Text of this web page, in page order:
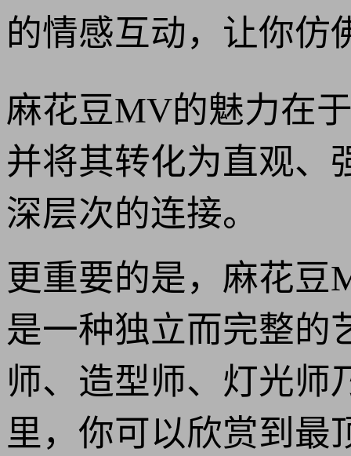
的情感互动，让你仿
麻花豆MV的魅力在
并将其转化为直观、
深层次的连接。
更重要的是，麻花豆
是一种独立而完整的
师、造型师、灯光师
里，你可以欣赏到最